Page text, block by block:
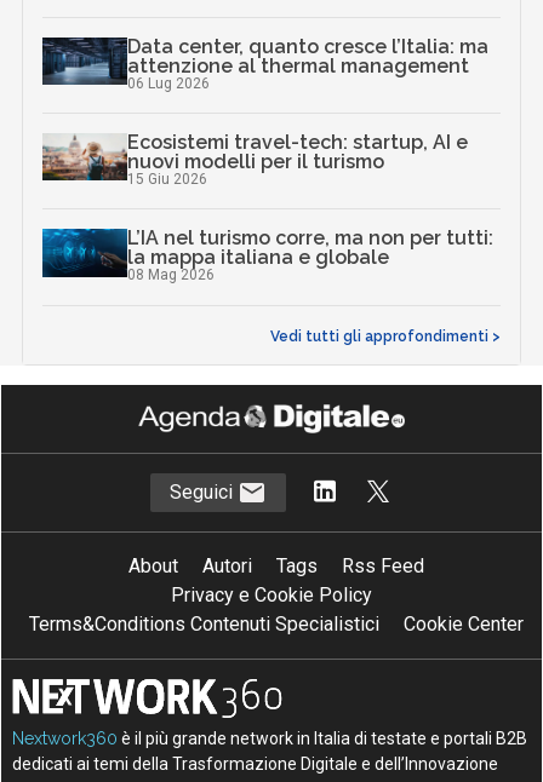
Data center, quanto cresce l’Italia: ma
attenzione al thermal management
06 Lug 2026
Ecosistemi travel-tech: startup, AI e
nuovi modelli per il turismo
15 Giu 2026
L’IA nel turismo corre, ma non per tutti:
la mappa italiana e globale
08 Mag 2026
Vedi tutti gli approfondimenti >
Seguici
About Autori Tags
Rss Feed
Privacy e Cookie Policy
Terms&Conditions Contenuti Specialistici
Cookie Center
Nextwork360 è il più grande network in Italia di testate e portali B2B
dedicati ai temi della Trasformazione Digitale e dell’Innovazione